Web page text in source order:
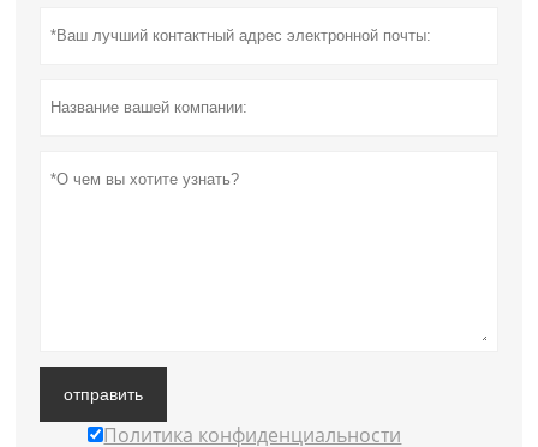
отправить
Политика конфиденциальности